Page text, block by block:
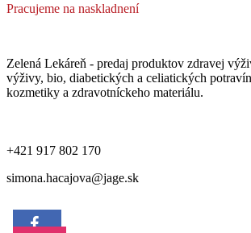
bola:
je:
Pracujeme na naskladnení
Zelená Lekáreň - predaj produktov zdravej
výživy, bio, diabetických a celiatických
kozmetiky a zdravotníckeho materiálu.
+421 917 802 170
simona.hacajova@jage.sk